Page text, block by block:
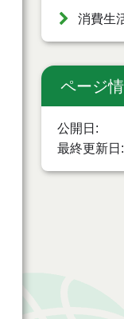
消費生
ページ
公開日
最終更新日